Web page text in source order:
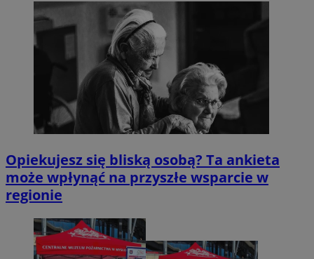
Opiekujesz się bliską osobą? Ta ankieta
może wpłynąć na przyszłe wsparcie w
regionie